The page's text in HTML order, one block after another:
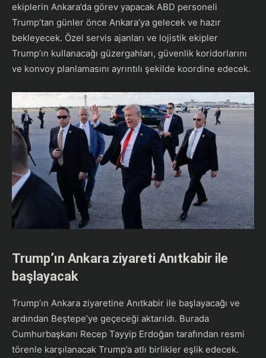
ekiplerin Ankara’da görev yapacak ABD personeli
Trump’tan günler önce Ankara’ya gelecek ve hazır
bekleyecek. Özel servis ajanları ve lojistik ekipler
Trump’ın kullanacağı güzergahları, güvenlik koridorlarını
ve konvoy planlamasını ayrıntılı şekilde koordine edecek.
Trump’ın Ankara ziyareti Anıtkabir ile
başlayacak
Trump’ın Ankara ziyaretine Anıtkabir ile başlayacağı ve
ardından Beştepe’ye geçeceği aktarıldı. Burada
Cumhurbaşkanı Recep Tayyip Erdoğan tarafından resmi
törenle karşılanacak Trump’a atlı birlikler eşlik edecek.